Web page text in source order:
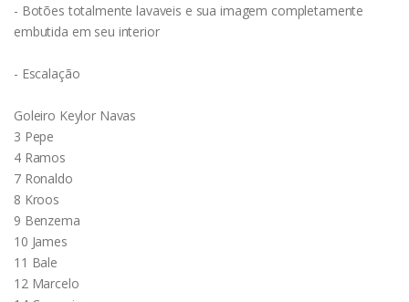
- Botões totalmente lavaveis e sua imagem completamente
embutida em seu interior
- Escalação
Goleiro Keylor Navas
3 Pepe
4 Ramos
7 Ronaldo
8 Kroos
9 Benzema
10 James
11 Bale
12 Marcelo